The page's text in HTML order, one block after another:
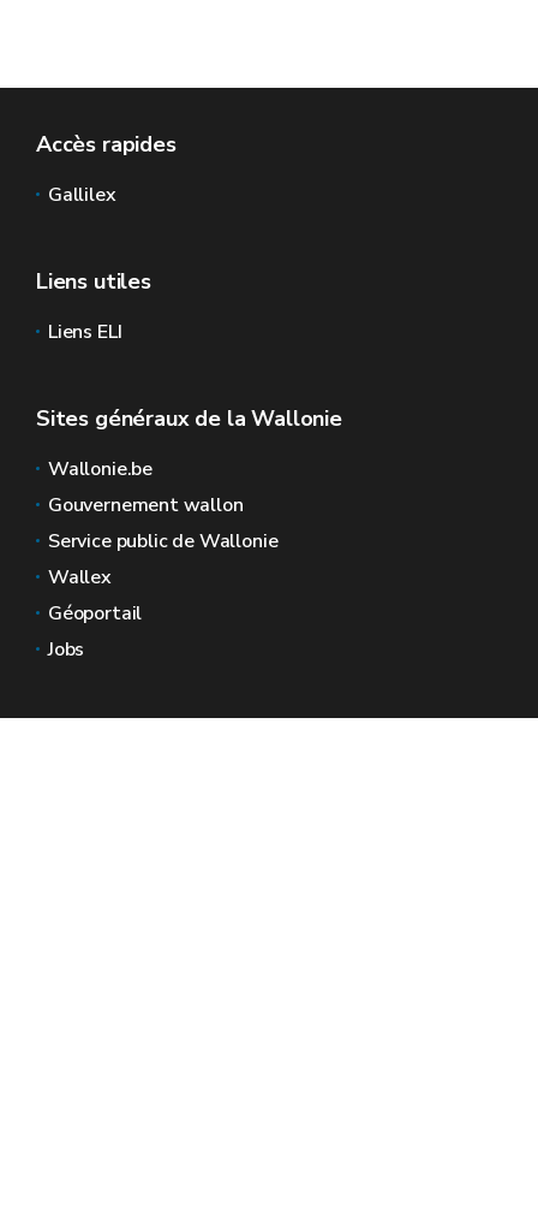
Accès rapides
Gallilex
Liens utiles
Liens ELI
Sites généraux de la Wallonie
Wallonie.be
Gouvernement wallon
Service public de Wallonie
Wallex
Géoportail
Jobs